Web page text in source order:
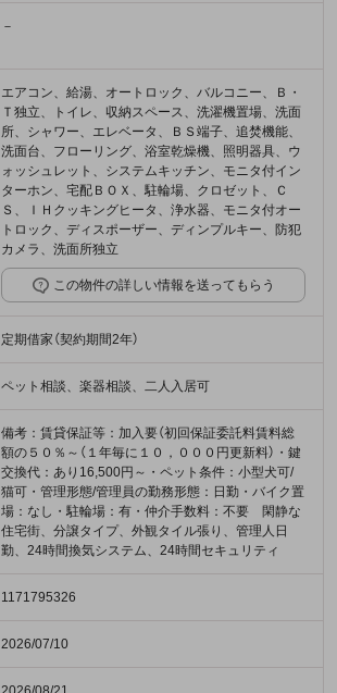
－
エアコン、給湯、オートロック、バルコニー、Ｂ・
Ｔ独立、トイレ、収納スペース、洗濯機置場、洗面
所、シャワー、エレベータ、ＢＳ端子、追焚機能、
洗面台、フローリング、浴室乾燥機、照明器具、ウ
ォッシュレット、システムキッチン、モニタ付イン
ターホン、宅配ＢＯＸ、駐輪場、クロゼット、Ｃ
Ｓ、ＩＨクッキングヒータ、浄水器、モニタ付オー
トロック、ディスポーザー、ディンプルキー、防犯
カメラ、洗面所独立
この物件の詳しい情報を送ってもらう
定期借家（契約期間2年）
ペット相談、楽器相談、二人入居可
備考：賃貸保証等：加入要（初回保証委託料賃料総
額の５０％～（１年毎に１０，０００円更新料）・鍵
交換代：あり16,500円～・ペット条件：小型犬可/
猫可・管理形態/管理員の勤務形態：日勤・バイク置
場：なし・駐輪場：有・仲介手数料：不要 閑静な
住宅街、分譲タイプ、外観タイル張り、管理人日
勤、24時間換気システム、24時間セキュリティ
1171795326
2026/07/10